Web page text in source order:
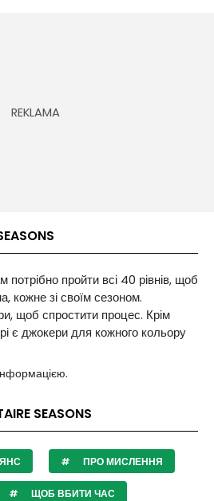
пройти всі 40 рівнів, щоб
кожне зі своїм сезоном.
щоб спростити процес. Крім
є джокери для кожного кольору
SEASONS
ПРО МИСЛЕННЯ
ЩОБ ВБИТИ ЧАС